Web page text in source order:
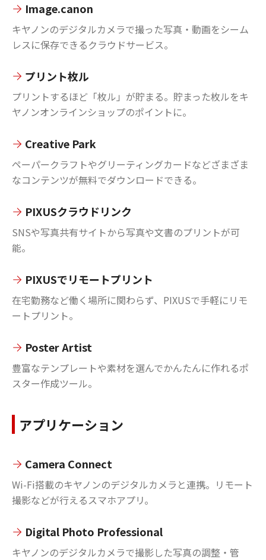
Image.canon
キヤノンのデジタルカメラで撮った写真・動画をシーム
レスに保存できるクラウドサービス。
プリント枚ル
プリントするほど「枚ル」が貯まる。貯まった枚ルをキ
ヤノンオンラインショップのポイントに。
Creative Park
ペーパークラフトやグリーティングカードなどざまざま
なコンテンツが無料でダウンロードできる。
PIXUSクラウドリンク
SNSや写真共有サイトから写真や文書のプリントが可
能。
PIXUSでリモートプリント
在宅勤務など働く場所に関わらず、PIXUSで手軽にリモ
ートプリント。
Poster Artist
豊富なテンプレートや素材を選んでかんたんに作れるポ
スター作成ツール。
アプリケーション
Camera Connect
Wi-Fi搭載のキヤノンのデジタルカメラと連携。リモート
撮影などが行えるスマホアプリ。
Digital Photo Professional
キヤノンのデジタルカメラで撮影した写真の調整・管